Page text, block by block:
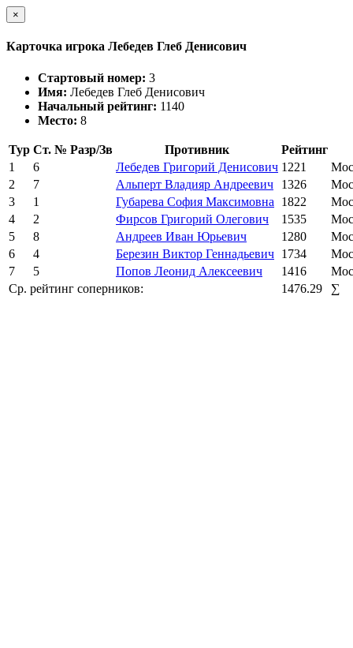
×
Карточка игрока Лебедев Глеб Денисович
Стартовый номер: 3
Имя: Лебедев Глеб Денисович
Начальный рейтинг: 1140
Место: 8
Тур Ст. № Разр/Зв Противник
Рейтинг
1
6 Лебедев Григорий Денисович 1221
2
7 Альперт Владияр Андреевич 1326
3
1 Губарева София Максимовна 1822
4
2 Фирсов Григорий Олегович 1535
5
8 Андреев Иван Юрьевич 1280
6
4 Березин Виктор Геннадьевич 1734
7
5 Попов Леонид Алексеевич 1416
Ср. рейтинг соперников:
1476.29 ∑